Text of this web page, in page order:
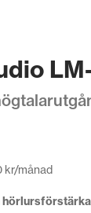
kr/månad